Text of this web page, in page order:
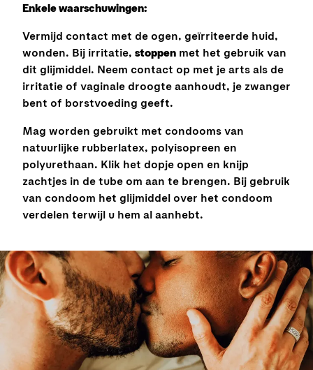
Enkele waarschuwingen:
Vermijd contact met de ogen, geïrriteerde huid,
wonden. Bij irritatie, stoppen met het gebruik van
dit glijmiddel. Neem contact op met je arts als de
irritatie of vaginale droogte aanhoudt, je zwanger
bent of borstvoeding geeft.
Mag worden gebruikt met condooms van
natuurlijke rubberlatex, polyisopreen en
polyurethaan. Klik het dopje open en knijp
zachtjes in de tube om aan te brengen. Bij gebruik
van condoom het glijmiddel over het condoom
verdelen terwijl u hem al aanhebt.